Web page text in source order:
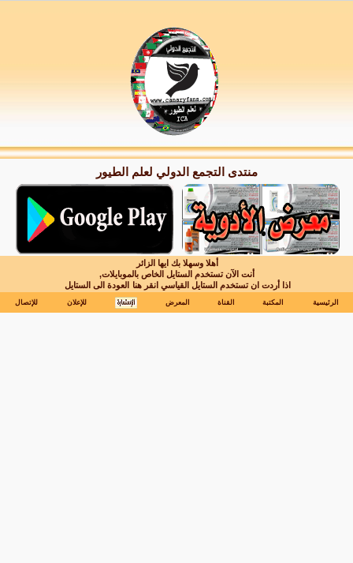
منتدى التجمع الدولي لعلم الطيور
أهلا وسهلا بك ايها الزائر
أنت الآن تستخدم الستايل الخاص بالموبايلات,
اذا أردت ان تستخدم الستايل القياسي انقر هنا العودة الى الستايل
الرئيسية المكتبة القناة المعرض للإعلان للإتصال